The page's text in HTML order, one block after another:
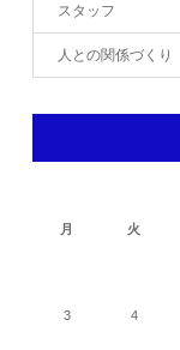
スタッフ
人との関係づくり
月
火
3 4